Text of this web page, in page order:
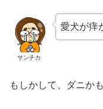
サンチカ
愛犬が痒
もしかして、ダニか